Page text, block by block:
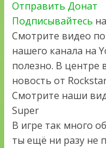
Отправить Донат
Подписывайтесь
Смотрите видео по
нашего канала на
полезно. В центре
новость от
Смотрите наши
Super
В игре так много
ты ещё ни разу не